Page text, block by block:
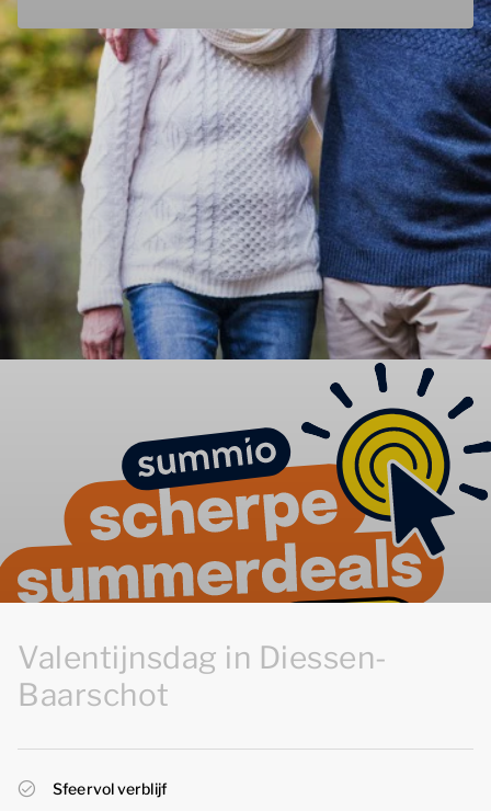
Valentijnsdag in Diessen-
Baarschot
Sfeervol verblijf